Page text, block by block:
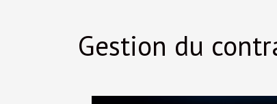
Gestion du